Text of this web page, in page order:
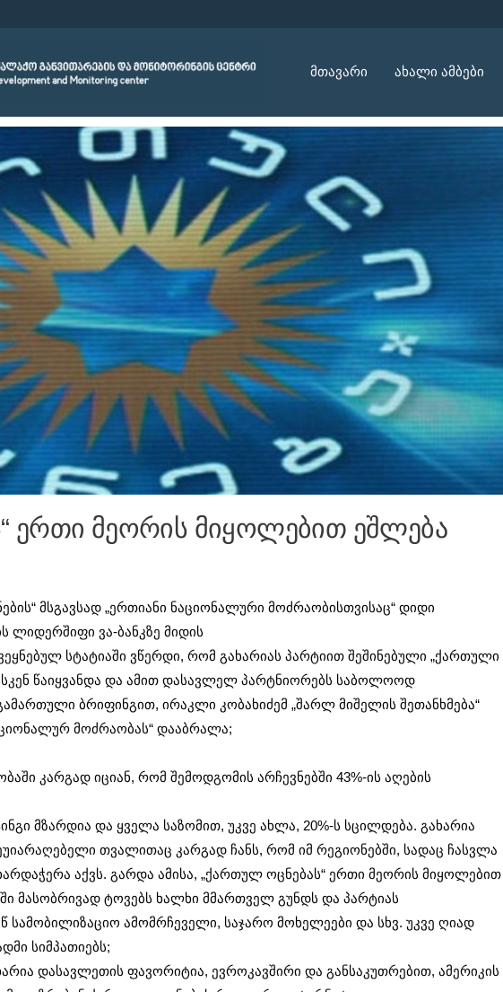
მთავარი ახალი ამბები
ერთი მეორის მიყოლებით ეშლება
მსგავსად „ერთიანი ნაციონალური მოძრაობისთვისაც“ დიდი
ლიდერშიფი ვა-ბანკზე მიდის
სტატიაში ვწერდი, რომ გახარიას პარტიით შეშინებული „ქართული
წაიყვანდა და ამით დასავლელ პარტნიორებს საბოლოოდ
ბრიფინგით, ირაკლი კობახიძემ „შარლ მიშელის შეთანხმება“
მოძრაობას“ დააბრალა;
კარგად იციან, რომ შემოდგომის არჩევნებში 43%-ის აღების
მზარდია და ყველა საზომით, უკვე ახლა, 20%-ს სცილდება. გახარია
თვალითაც კარგად ჩანს, რომ იმ რეგიონებში, სადაც ჩასვლა
აქვს. გარდა ამისა, „ქართულ ოცნებას“ ერთი მეორის მიყოლებით
მასობრივად ტოვებს ხალხი მმართველ გუნდს და პარტიას
სამობილიზაციო ამომრჩეველი, საჯარო მოხელეები და სხვ. უკვე ღიად
სიმპათიებს;
დასავლეთის ფავორიტია, ევროკავშირი და განსაკუთრებით, ამერიკის